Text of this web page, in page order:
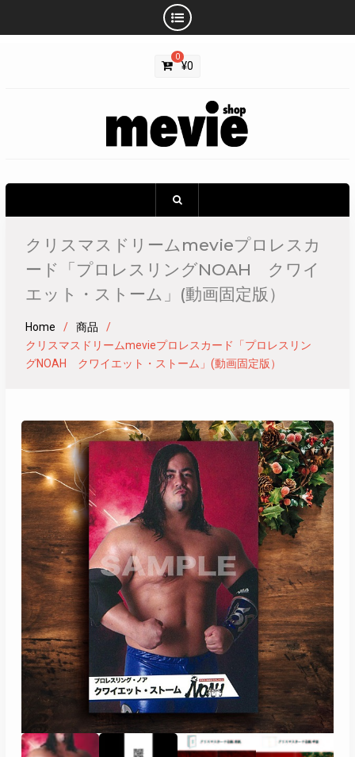
0
¥0
クリスマスドリームmevieプロレスカ
ード「プロレスリングNOAH クワイ
エット・ストーム」(動画固定版）
Home
商品
クリスマスドリームmevieプロレスカード「プロレスリン
グNOAH クワイエット・ストーム」(動画固定版）